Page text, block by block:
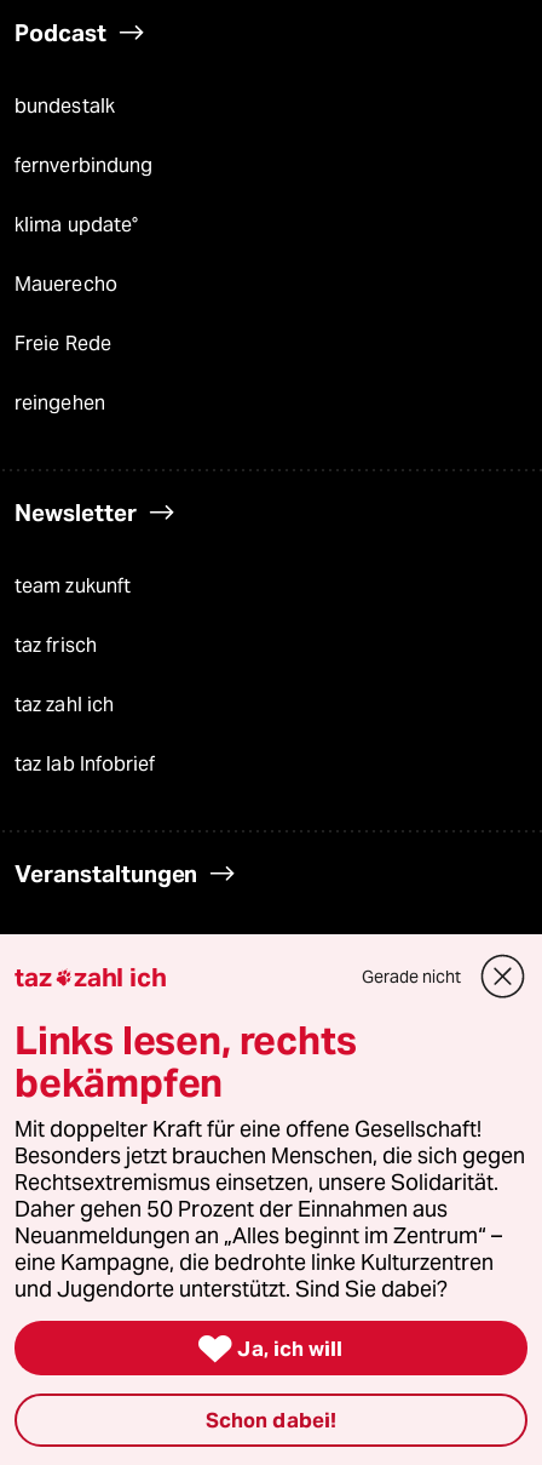
Podcast
bundestalk
fernverbindung
klima update°
Mauerecho
Freie Rede
reingehen
Newsletter
team zukunft
taz frisch
taz zahl ich
taz lab Infobrief
Veranstaltungen
Live im Stream
Vergangene
taz lab 2027
Mehr taz Lesestoff
taz Blogs
taz FUTURZWEI
taz zahl ich Gerade nicht
Links lesen, rechts
bekämpfen
Mit doppelter Kraft für eine offene Gesellschaft!
Besonders jetzt brauchen Menschen, die sich gegen
Rechtsextremismus einsetzen, unsere Solidarität.
Daher gehen 50 Prozent der Einnahmen aus
Neuanmeldungen an „Alles beginnt im Zentrum“ –
eine Kampagne, die bedrohte linke Kulturzentren
und Jugendorte unterstützt. Sind Sie dabei?
 Ja, ich will
Schon dabei!